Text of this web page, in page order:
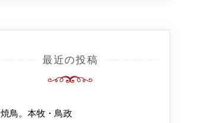
最近の投稿
焼鳥。本牧・鳥政